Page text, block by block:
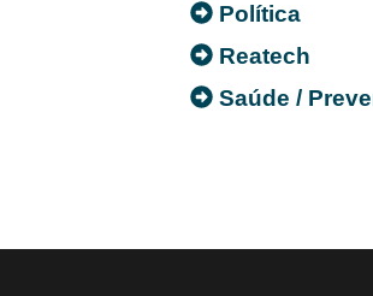
Política
Reatech
Saúde /